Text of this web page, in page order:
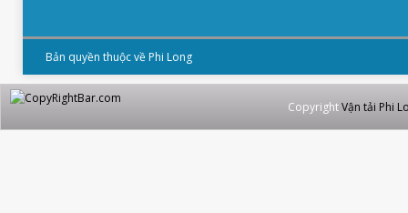
Bản quyền thuộc về Phi Long
CopyrightVận tải Phi